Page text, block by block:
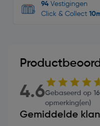
94 Vestigingen
Click & Collect
4.6Gebaseerd op
opmerking(en)
Gemiddelde